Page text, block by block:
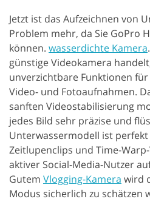
Jetzt ist das Aufzeichnen von
Problem mehr, da Sie GoPro
können. wasserdichte Kamera
günstige Videokamera
unverzichtbare Funktionen
Video- und Fotoaufnahmen.
sanften Videostabilisierung
jedes Bild sehr präzise und
Unterwassermodell ist perfekt
Zeitlupenclips und Time-
aktiver Social-Media-Nutzer
Gutem Vlogging-Kamera wird
Modus sicherlich zu schätzen